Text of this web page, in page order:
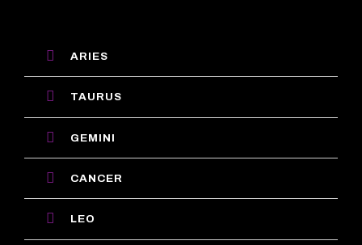
ARIES
TAURUS
GEMINI
CANCER
LEO